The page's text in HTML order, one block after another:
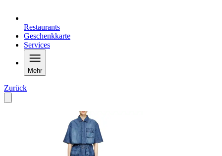
Restaurants
Geschenkkarte
Services
Mehr
Zurück